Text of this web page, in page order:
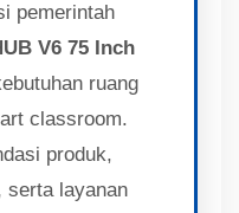
pemerintah
V6 75 Inch
ruang
classroom.
produk,
serta layanan